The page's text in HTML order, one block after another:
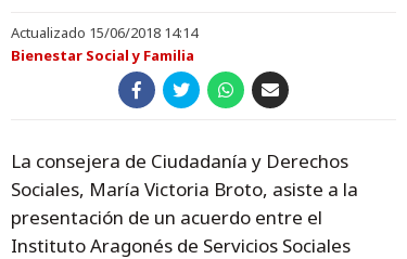
Actualizado 15/06/2018 14:14
Bienestar Social y Familia
La consejera de Ciudadanía y Derechos
Sociales, María Victoria Broto, asiste a la
presentación de un acuerdo entre el
Instituto Aragonés de Servicios Sociales